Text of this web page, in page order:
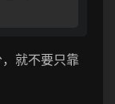
就不要只靠